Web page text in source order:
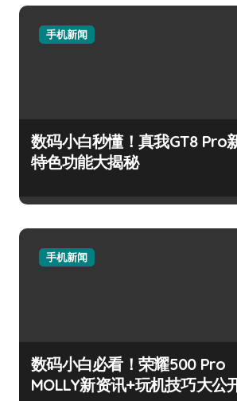
手机新闻
数码小白秒懂！真我GT8 Pro
特色功能大揭秘
手机新闻
数码小白必看！荣耀500 Pro
MOLLY新资讯+玩机技巧大公